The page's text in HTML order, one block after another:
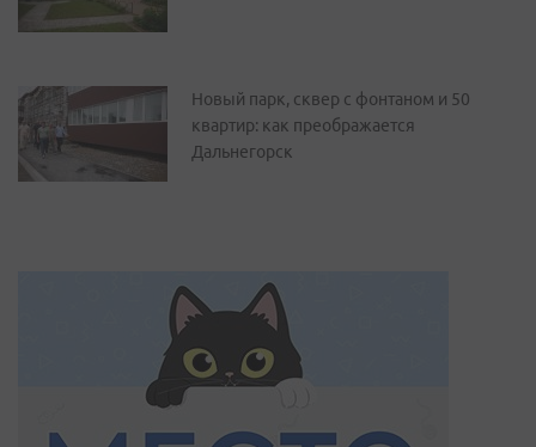
Новый парк, сквер с фонтаном и 50
квартир: как преображается
Дальнегорск